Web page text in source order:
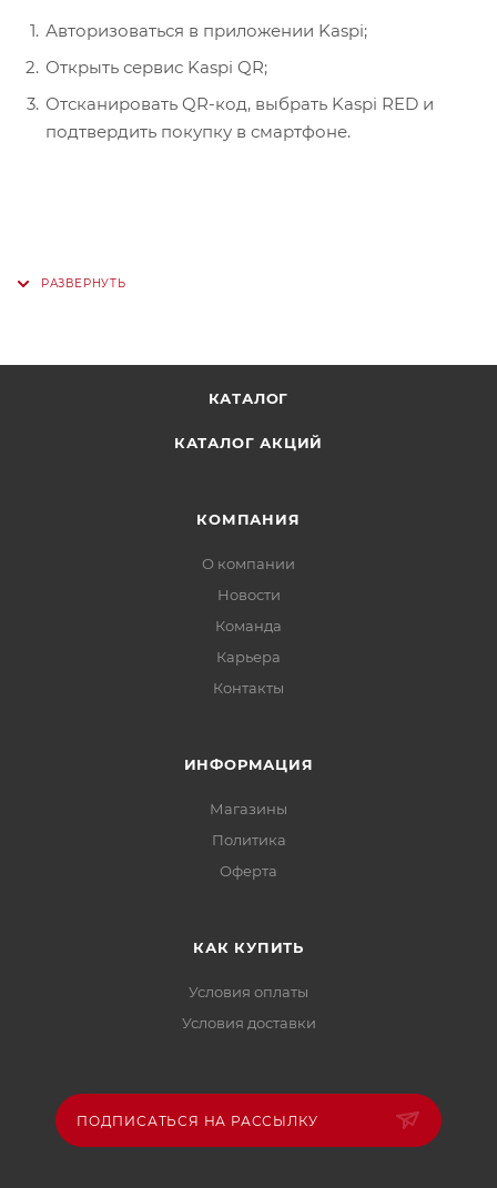
Авторизоваться в приложении Kaspi;
Открыть сервис Kaspi QR;
Отсканировать QR-код, выбрать Kaspi RED и
подтвердить покупку в смартфоне.
КАТАЛОГ
КАТАЛОГ АКЦИЙ
КОМПАНИЯ
О компании
Новости
Команда
Карьера
Контакты
ИНФОРМАЦИЯ
Магазины
Политика
Офертa
КАК КУПИТЬ
Условия оплаты
Условия доставки
ПОДПИСАТЬСЯ НА РАССЫЛКУ